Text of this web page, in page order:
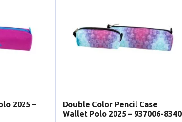
2025 –
Double Color Pencil Case
Wallet Polo 2025 – 937006-8340